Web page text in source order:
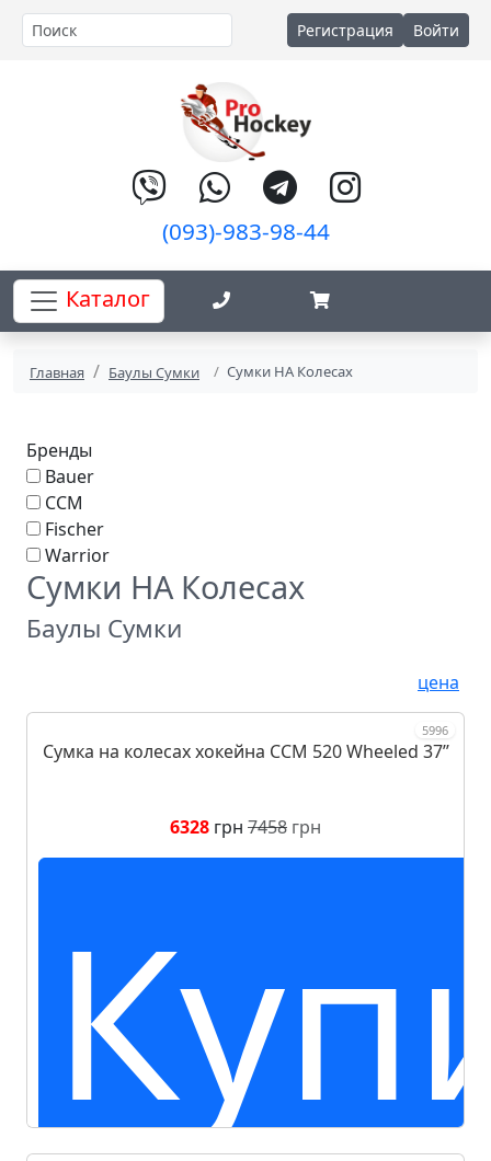
Регистрация Войти
(093)-983-98-44
Каталог
Главная Баулы Сумки Сумки НА Колесах
Бренды
Bauer
CCM
Fischer
Warrior
Сумки НА Колесах
Баулы Сумки
цена
5996
Сумка на колесах хокейна CCM 520 Wheeled 37ʼʼ
6328 грн 7458 грн